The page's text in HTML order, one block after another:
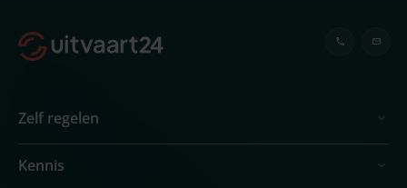
Zelf regelen
Kennis